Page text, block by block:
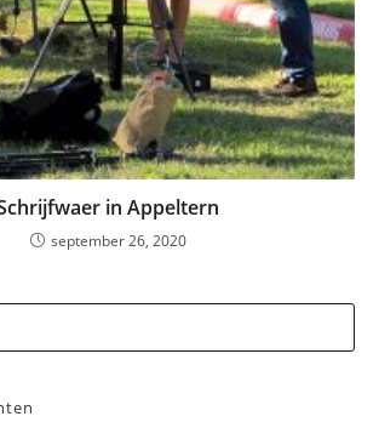
in Appeltern
september 26, 2020
op